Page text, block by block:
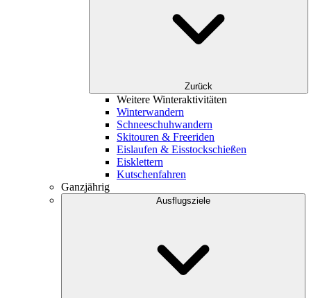
Zurück
Weitere Winteraktivitäten
Winterwandern
Schneeschuhwandern
Skitouren & Freeriden
Eislaufen & Eisstockschießen
Eisklettern
Kutschenfahren
Ganzjährig
Ausflugsziele